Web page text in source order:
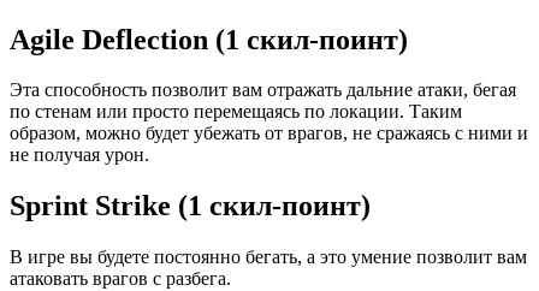
Agile Deflection (1 скил-поинт)
Эта способность позволит вам отражать дальние атаки, бегая
по стенам или просто перемещаясь по локации. Таким
образом, можно будет убежать от врагов, не сражаясь с ними и
не получая урон.
Sprint Strike (1 скил-поинт)
В игре вы будете постоянно бегать, а это умение позволит вам
атаковать врагов с разбега.